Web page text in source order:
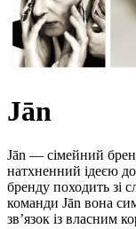
Jān
Jān — сімейний
натхненний ідеєю
бренду походить зі
команди Jān вона
зв’язок із власним